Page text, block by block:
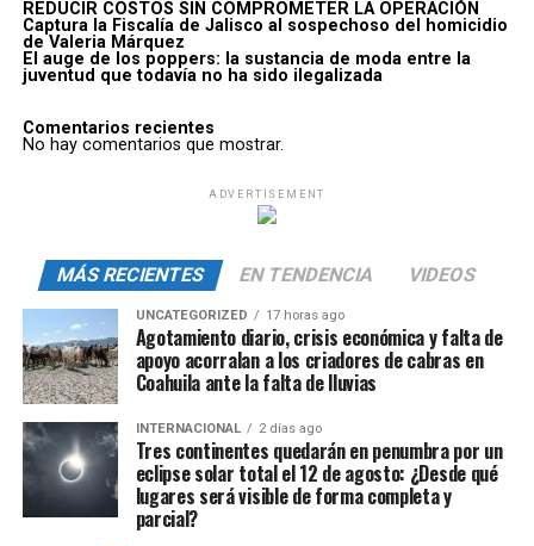
REDUCIR COSTOS SIN COMPROMETER LA OPERACIÓN
Captura la Fiscalía de Jalisco al sospechoso del homicidio
de Valeria Márquez
El auge de los poppers: la sustancia de moda entre la
juventud que todavía no ha sido ilegalizada
Comentarios recientes
No hay comentarios que mostrar.
ADVERTISEMENT
MÁS RECIENTES EN TENDENCIA VIDEOS
UNCATEGORIZED 17 horas ago
Agotamiento diario, crisis económica y falta de
apoyo acorralan a los criadores de cabras en
Coahuila ante la falta de lluvias
INTERNACIONAL 2 días ago
Tres continentes quedarán en penumbra por un
eclipse solar total el 12 de agosto: ¿Desde qué
lugares será visible de forma completa y
parcial?